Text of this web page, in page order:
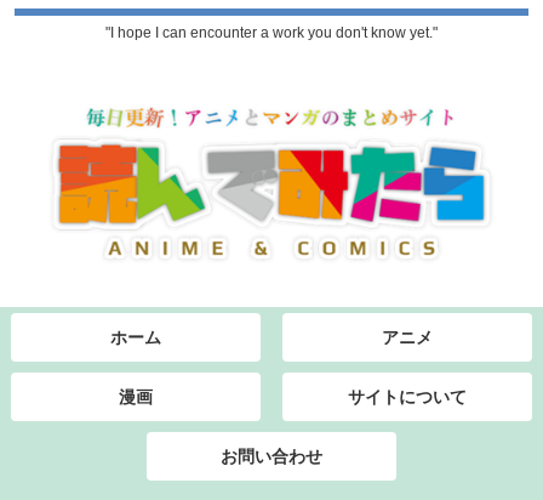
"I hope I can encounter a work you don't know yet."
ホーム アニメ
漫画 サイトについて
お問い合わせ